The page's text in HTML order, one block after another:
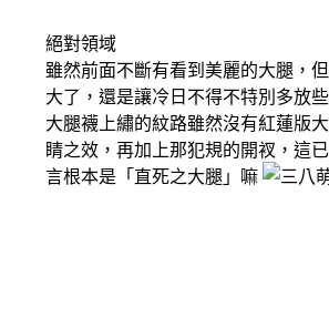
絕對領域
雖然前面不斷有看到美麗的大腿，
大了，還是讓冷日不得不特別多放
大腿襪上繡的紋路雖然沒有紅蓮版
睛之效，再加上那犯規的開衩，這
言根本是「直死之大腿」嘛